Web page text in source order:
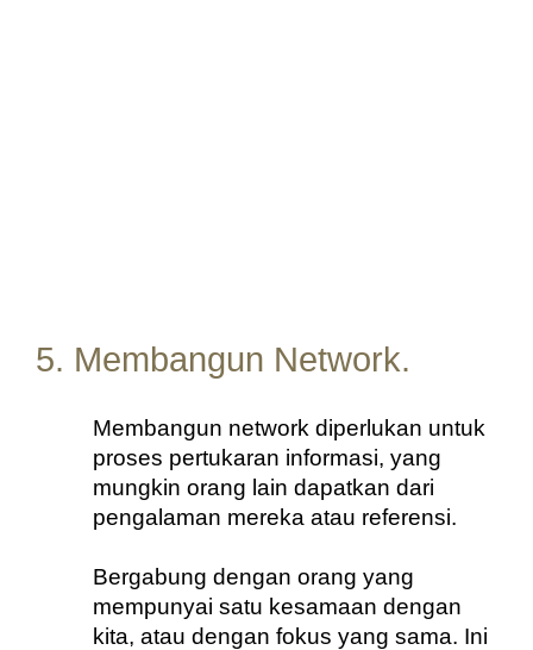
5. Membangun Network.
Membangun network diperlukan untuk
proses pertukaran informasi, yang
mungkin orang lain dapatkan dari
pengalaman mereka atau referensi.
Bergabung dengan orang yang
mempunyai satu kesamaan dengan
kita, atau dengan fokus yang sama. Ini